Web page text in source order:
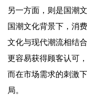
另一方面，则是国潮文
国潮文化背景下，消
文化与现代潮流相结
更容易获得顾客认可
而在市场需求的刺激
局。